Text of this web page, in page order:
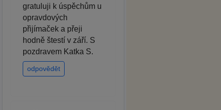
gratuluji k úspěchům u
opravdových
přijímaček a přeji
hodně štestí v září. S
pozdravem Katka S.
odpovědět